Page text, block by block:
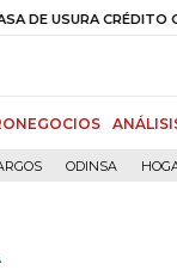
CRÉDITO
ODINSA